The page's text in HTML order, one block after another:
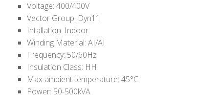
Voltage: 400/400V
Vector Group: Dyn11
Intallation: Indoor
Winding Material: AI/AI
Frequency: 50/60Hz
Insulation Class: HH
Max ambient temperature: 45°C
Power: 50-500kVA